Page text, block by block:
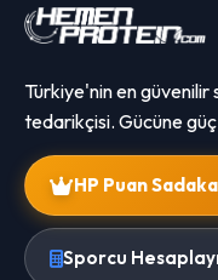
Türkiye'nin en güvenilir
tedarikçisi. Gücüne
HP Puan
Sporcu